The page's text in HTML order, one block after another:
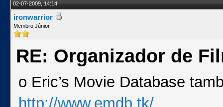
02-07-2009, 14:14
ironwarrior
Membro Júnior
RE: Organizador de
o Eric’s Movie Database
http://www.emdb.tk/